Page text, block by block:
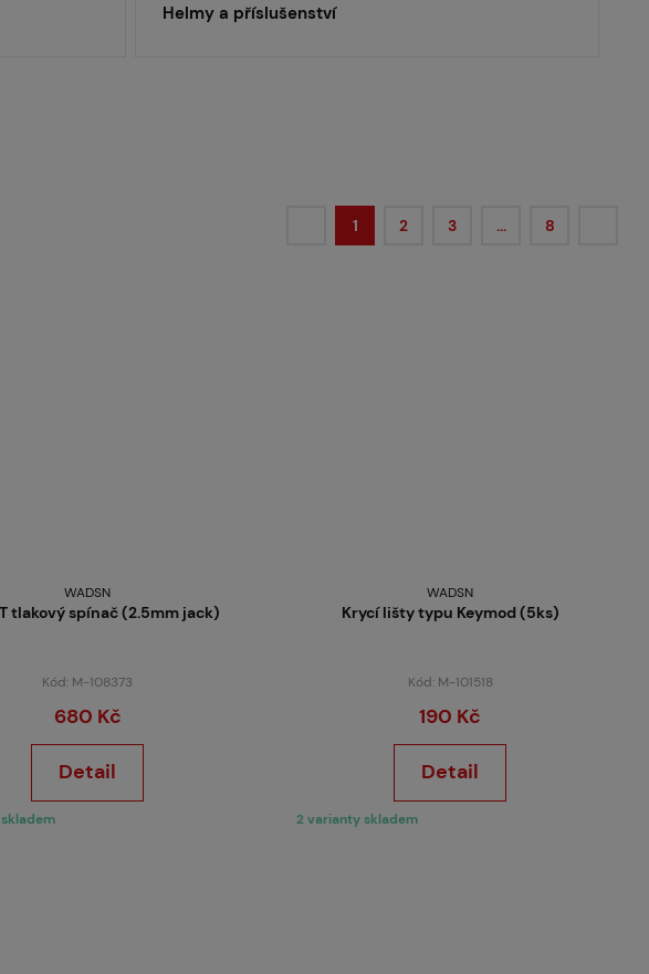
Helmy a příslušenství
1 2 3 … 8
WADSN
tlakový spínač (2.5mm jack)
Kód: M-108373
680 Kč
Detail
WADSN
Krycí lišty typu Keymod (5ks)
Kód: M-101518
190 Kč
Detail
2 varianty skladem